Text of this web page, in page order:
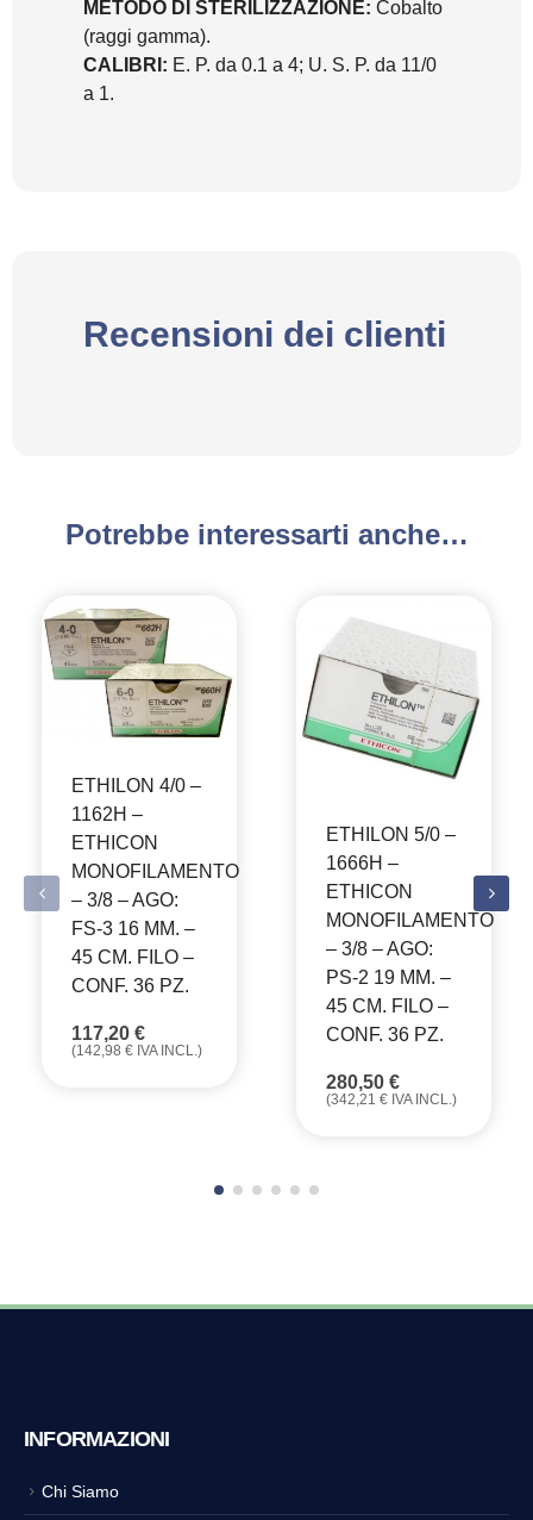
METODO DI STERILIZZAZIONE: Cobalto
(raggi gamma).
CALIBRI: E. P. da 0.1 a 4; U. S. P. da 11/0
a 1.
Recensioni dei clienti
Potrebbe interessarti anche…
ETHILON 4/0 –
1162H –
ETHICON
MONOFILAMENTO
– 3/8 – AGO:
FS-3 16 MM. –
45 CM. FILO –
CONF. 36 PZ.
117,20 €
(142,98 € IVA INCL.)
ETHILON 5/0 –
1666H –
ETHICON
MONOFILAMENTO
– 3/8 – AGO:
PS-2 19 MM. –
45 CM. FILO –
CONF. 36 PZ.
280,50 €
(342,21 € IVA INCL.)
INFORMAZIONI
Chi Siamo